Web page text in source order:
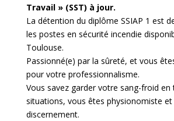
Travail » (SST) à jour.
La détention du diplôme SSIAP 1 est
les postes en sécurité incendie
Toulouse.
Passionné(e) par la sûreté, et vous
pour votre professionnalisme.
Vous savez garder votre sang-froid en
situations, vous êtes physionomiste
discernement.